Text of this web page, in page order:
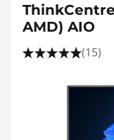
AMD) AIO
(15)